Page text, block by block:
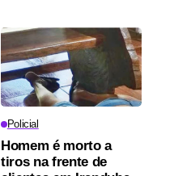
Policial
Homem é morto a
tiros na frente de